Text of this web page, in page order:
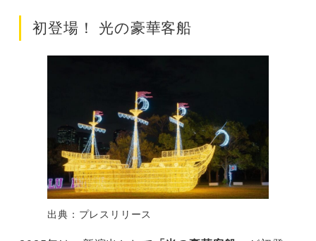
初登場！ 光の豪華客船
出典：プレスリリース